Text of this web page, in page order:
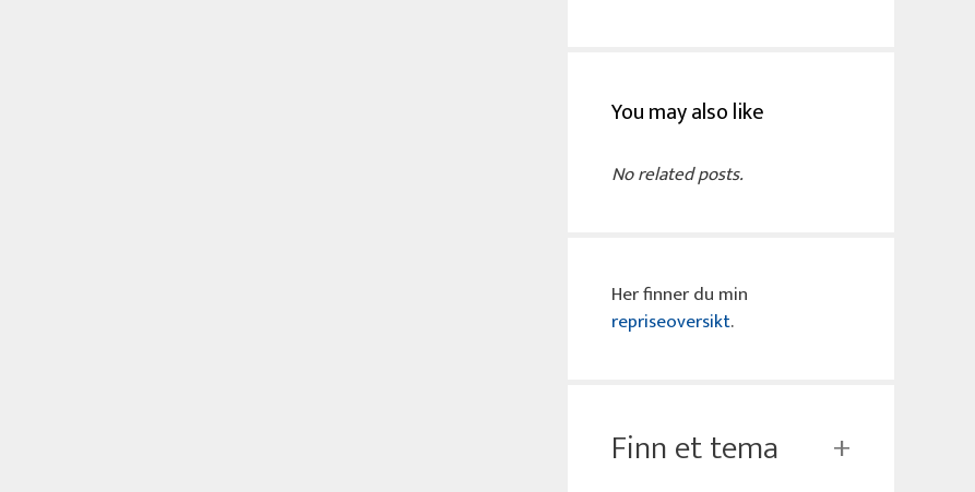
You may also like
No related posts.
Her finner du min
repriseoversikt.
Finn et tema